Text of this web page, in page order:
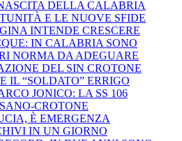
DELLA CALABRIA
E LE NUOVE SFIDE
INTENDE CRESCERE
IN CALABRIA SONO
NORMA DA ADEGUARE
DEL SIN CROTONE
IL “SOLDATO” ERRIGO
JONICO: LA SS 106
CROTONE
È EMERGENZA
IN UN GIORNO